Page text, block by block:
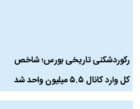
رکوردشکنی تاریخی بورس؛ شاخص
کل وارد کانال ۵.۵ میلیون واحد شد